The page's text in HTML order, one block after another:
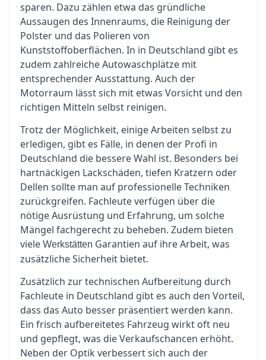
sparen. Dazu zählen etwa das gründliche
Aussaugen des Innenraums, die Reinigung der
Polster und das Polieren von
Kunststoffoberflächen. In in Deutschland gibt es
zudem zahlreiche Autowaschplätze mit
entsprechender Ausstattung. Auch der
Motorraum lässt sich mit etwas Vorsicht und den
richtigen Mitteln selbst reinigen.
Trotz der Möglichkeit, einige Arbeiten selbst zu
erledigen, gibt es Fälle, in denen der Profi in
Deutschland die bessere Wahl ist. Besonders bei
hartnäckigen Lackschäden, tiefen Kratzern oder
Dellen sollte man auf professionelle Techniken
zurückgreifen. Fachleute verfügen über die
nötige Ausrüstung und Erfahrung, um solche
Mängel fachgerecht zu beheben. Zudem bieten
viele Werkstätten Garantien auf ihre Arbeit, was
zusätzliche Sicherheit bietet.
Zusätzlich zur technischen Aufbereitung durch
Fachleute in Deutschland gibt es auch den Vorteil,
dass das Auto besser präsentiert werden kann.
Ein frisch aufbereitetes Fahrzeug wirkt oft neu
und gepflegt, was die Verkaufschancen erhöht.
Neben der Optik verbessert sich auch der